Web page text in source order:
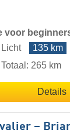
voor
Licht 135 km
Totaal: 265 km
Details
–